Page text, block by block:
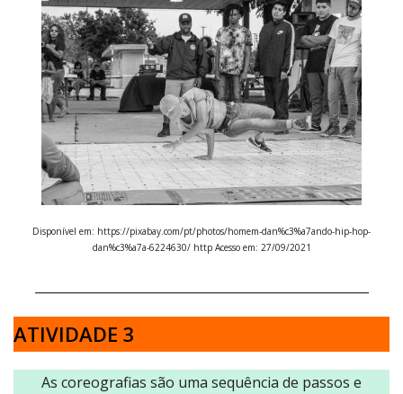
Disponível em: https://pixabay.com/pt/photos/homem-dan%c3%a7ando-hip-hop-
dan%c3%a7a-6224630/ http Acesso em: 27/09/2021
ATIVIDADE 3
As coreografias são uma sequência de passos e